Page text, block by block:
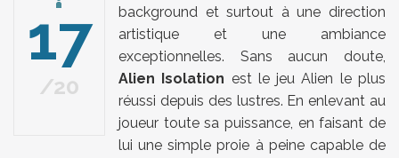
17
20
background et surtout à une direction
artistique et une ambiance
exceptionnelles. Sans aucun doute,
Alien Isolation est le jeu Alien le plus
réussi depuis des lustres. En enlevant au
joueur toute sa puissance, en faisant de
lui une simple proie à peine capable de